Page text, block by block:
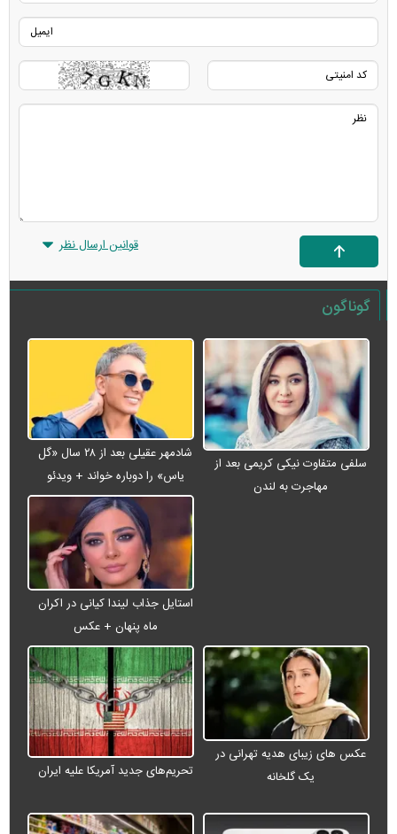
قوانین ارسال نظر
گوناگون
سلفی متفاوت نیکی کریمی بعد از
مهاجرت به لندن
شادمهر عقیلی بعد از ۲۸ سال «گل
یاس» را دوباره خواند + ویدئو
استایل جذاب لیندا کیانی در اکران
ماه پنهان + عکس
عکس های زیبای هدیه تهرانی در
یک گلخانه
تحریم‌های جدید آمریکا علیه ایران